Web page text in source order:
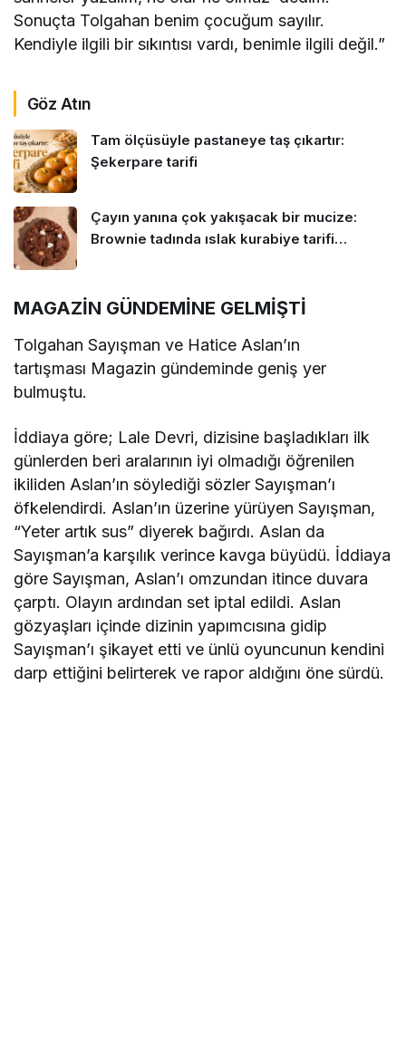
Sonuçta Tolgahan benim çocuğum sayılır.
Kendiyle ilgili bir sıkıntısı vardı, benimle ilgili değil.”
Göz Atın
Tam ölçüsüyle pastaneye taş çıkartır:
Şekerpare tarifi
Çayın yanına çok yakışacak bir mucize:
Brownie tadında ıslak kurabiye tarifi…
MAGAZİN GÜNDEMİNE GELMİŞTİ
Tolgahan Sayışman ve Hatice Aslan’ın
tartışması Magazin gündeminde geniş yer
bulmuştu.
İddiaya göre; Lale Devri, dizisine başladıkları ilk
günlerden beri aralarının iyi olmadığı öğrenilen
ikiliden Aslan’ın söylediği sözler Sayışman’ı
öfkelendirdi. Aslan’ın üzerine yürüyen Sayışman,
“Yeter artık sus” diyerek bağırdı. Aslan da
Sayışman’a karşılık verince kavga büyüdü. İddiaya
göre Sayışman, Aslan’ı omzundan itince duvara
çarptı. Olayın ardından set iptal edildi. Aslan
gözyaşları içinde dizinin yapımcısına gidip
Sayışman’ı şikayet etti ve ünlü oyuncunun kendini
darp ettiğini belirterek ve rapor aldığını öne sürdü.